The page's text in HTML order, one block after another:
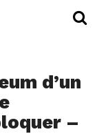
d’un
–